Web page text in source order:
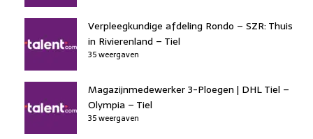
Verpleegkundige afdeling Rondo – SZR: Thuis
in Rivierenland – Tiel
35 weergaven
Magazijnmedewerker 3-Ploegen | DHL Tiel –
Olympia – Tiel
35 weergaven